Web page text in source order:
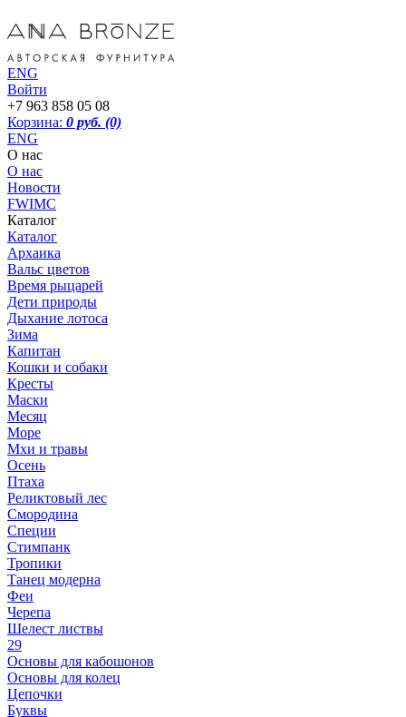
ENG
Войти
+7 963 858 05 08
Корзина: 0 руб. (0)
ENG
О нас
О нас
Новости
FWIMC
Каталог
Каталог
Архаика
Вальс цветов
Время рыцарей
Дети природы
Дыхание лотоса
Зима
Капитан
Кошки и собаки
Кресты
Маски
Месяц
Море
Мхи и травы
Осень
Птаха
Реликтовый лес
Смородина
Специи
Стимпанк
Тропики
Танец модерна
Феи
Черепа
Шелест листвы
29
Основы для кабошонов
Основы для колец
Цепочки
Буквы